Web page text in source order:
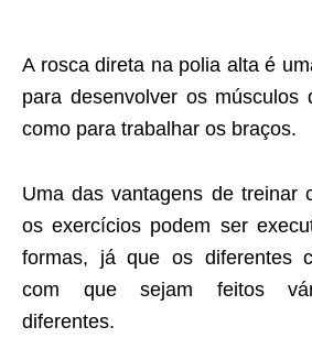
A rosca direta na polia alta é
para desenvolver os músculos
como para trabalhar os braços.
Uma das vantagens de treinar
os exercícios podem ser
formas, já que os diferentes
com que sejam feitos
diferentes.